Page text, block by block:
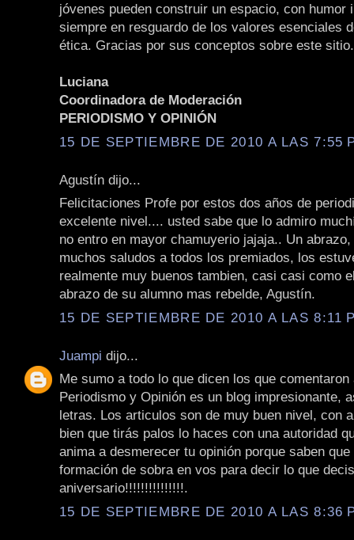
jóvenes pueden construir un espacio, con humor
siempre en resguardo de los valores esenciales
ética. Gracias por sus conceptos sobre este sitio.
Luciana
Coordinadora de Moderación
PERIODISMO Y OPINIÓN
15 DE SEPTIEMBRE DE 2010 A LAS 7:55
Agustín dijo...
Felicitaciones Profe por estos dos años de
excelente nivel.... usted sabe que lo admiro
no entro en mayor chamuyerio jajaja.. Un
muchos saludos a todos los premiados, los
realmente muy buenos tambien, casi casi como
abrazo de su alumno mas rebelde, Agustín.
15 DE SEPTIEMBRE DE 2010 A LAS 8:11
Juampi dijo...
Me sumo a todo lo que dicen los que comentaron
Periodismo y Opinión es un blog impresionante,
letras. Los articulos son de muy buen nivel, con
bien que tirás palos lo haces con una autoridad
anima a desmerecer tu opinión porque saben
formación de sobra en vos para decir lo que
aniversario!!!!!!!!!!!!!!!.
15 DE SEPTIEMBRE DE 2010 A LAS 8:36